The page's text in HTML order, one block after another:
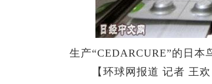
生产“CEDARCURE”的日本
【环球网报道 记者 王欢